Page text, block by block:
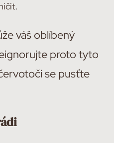
váš oblíbený
proto tyto
se pusťte